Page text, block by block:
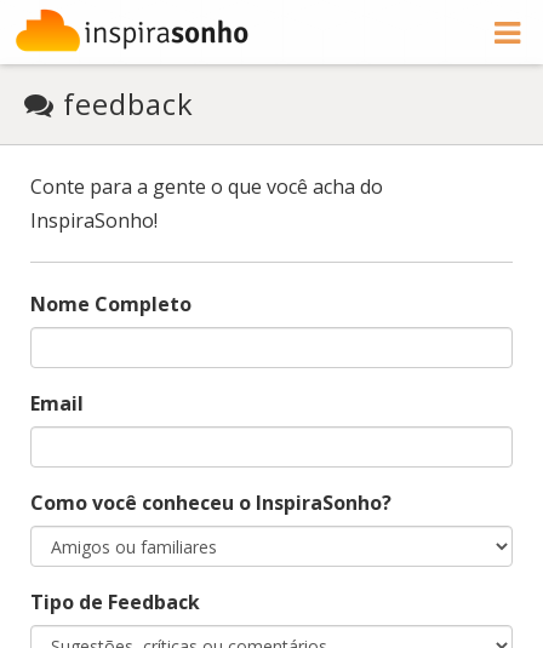
feedback
Conte para a gente o que você acha do
InspiraSonho!
Nome Completo
Email
Como você conheceu o InspiraSonho?
Tipo de Feedback